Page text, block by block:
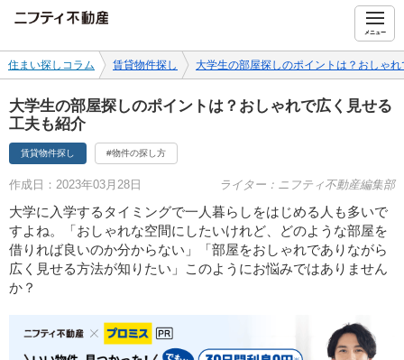
メニュー
住まい探しコラム 賃貸物件探し 大学生の部屋探しのポイントは？おしゃ
大学生の部屋探しのポイントは？おしゃれで広く見せる
工夫も紹介
賃貸物件探し #物件の探し方
作成日：2023年03月28日 ライター：ニフティ不動産編集部
大学に入学するタイミングで一人暮らしをはじめる人も多いで
すよね。「おしゃれな空間にしたいけれど、どのような部屋を
借りれば良いのか分からない」「部屋をおしゃれでありながら
広く見せる方法が知りたい」このようにお悩みではありません
か？